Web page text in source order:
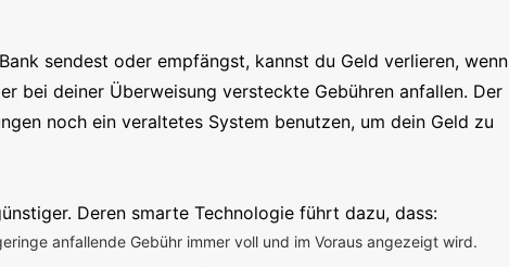
sendest oder empfängst, kannst du Geld verlieren, wenn
bei deiner Überweisung versteckte Gebühren anfallen. Der
noch ein veraltetes System benutzen, um dein Geld zu
Deren smarte Technologie führt dazu, dass:
anfallende Gebühr immer voll und im Voraus angezeigt wird.